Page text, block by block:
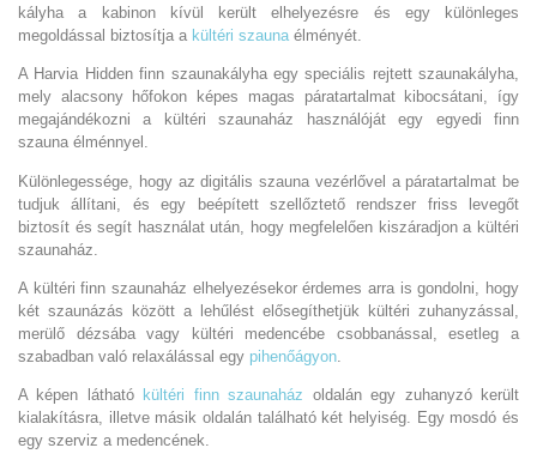
kályha a kabinon kívül került elhelyezésre és egy különleges
megoldással biztosítja a kültéri szauna élményét.
A Harvia Hidden finn szaunakályha egy speciális rejtett szaunakályha,
mely alacsony hőfokon képes magas páratartalmat kibocsátani, így
megajándékozni a kültéri szaunaház használóját egy egyedi finn
szauna élménnyel.
Különlegessége, hogy az digitális szauna vezérlővel a páratartalmat be
tudjuk állítani, és egy beépített szellőztető rendszer friss levegőt
biztosít és segít használat után, hogy megfelelően kiszáradjon a kültéri
szaunaház.
A kültéri finn szaunaház elhelyezésekor érdemes arra is gondolni, hogy
két szaunázás között a lehűlést elősegíthetjük kültéri zuhanyzással,
merülő dézsába vagy kültéri medencébe csobbanással, esetleg a
szabadban való relaxálással egy pihenőágyon
A képen látható kültéri finn szaunaház oldalán egy zuhanyzó került
kialakításra, illetve másik oldalán található két helyiség. Egy mosdó és
egy szerviz a medencének.